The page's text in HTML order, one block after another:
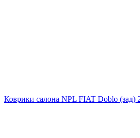
Коврики салона NPL FIAT Doblo (зад)